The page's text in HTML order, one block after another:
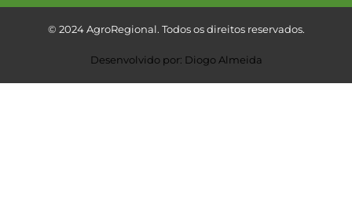
© 2024 AgroRegional. Todos os direitos reservados.
Desenvolvido por: Diogo Almeida